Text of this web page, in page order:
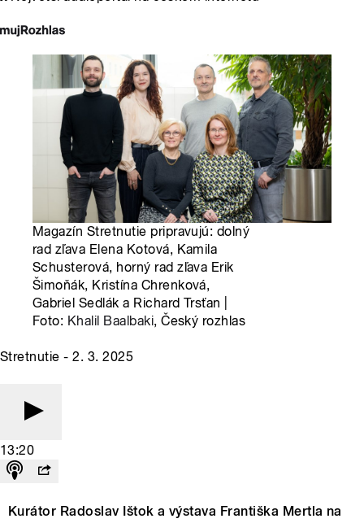
Magazín Stretnutie pripravujú: dolný
rad zľava Elena Kotová, Kamila
Schusterová, horný rad zľava Erik
Šimoňák, Kristína Chrenková,
Gabriel Sedlák a Richard Trsťan |
Foto: Khalil Baalbaki, Český rozhlas
Stretnutie - 2. 3. 2025
13:20
Kurátor Radoslav Ištok a výstava Františka Mertla na